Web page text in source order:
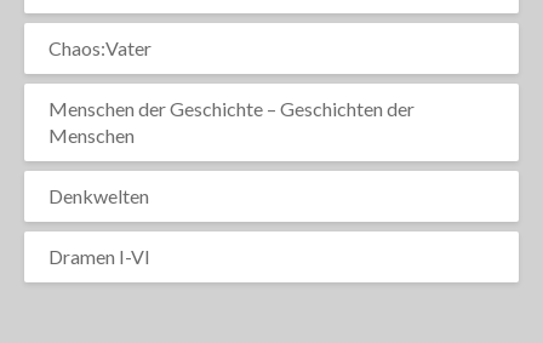
Chaos:Vater
Menschen der Geschichte – Geschichten der
Menschen
Denkwelten
Dramen I-VI